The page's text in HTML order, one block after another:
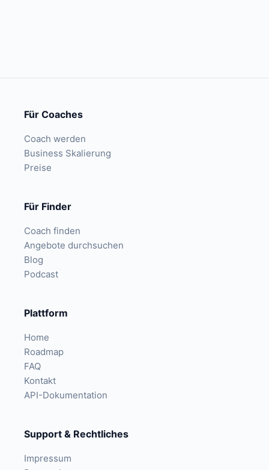
Für Coaches
Coach werden
Business Skalierung
Preise
Für Finder
Coach finden
Angebote durchsuchen
Blog
Podcast
Plattform
Home
Roadmap
FAQ
Kontakt
API-Dokumentation
Support & Rechtliches
Impressum